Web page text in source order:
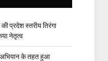
प्रदेश स्तरीय तिरंगा
नेतृत्व
अभियान के तहत हुआ